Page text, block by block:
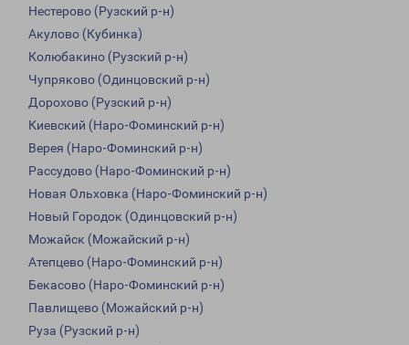
Нестерово (Рузский р-н)
Акулово (Кубинка)
Колюбакино (Рузский р-н)
Чупряково (Одинцовский р-н)
Дорохово (Рузский р-н)
Киевский (Наро-Фоминский р-н)
Верея (Наро-Фоминский р-н)
Рассудово (Наро-Фоминский р-н)
Новая Ольховка (Наро-Фоминский р-н)
Новый Городок (Одинцовский р-н)
Можайск (Можайский р-н)
Атепцево (Наро-Фоминский р-н)
Бекасово (Наро-Фоминский р-н)
Павлищево (Можайский р-н)
Руза (Рузский р-н)